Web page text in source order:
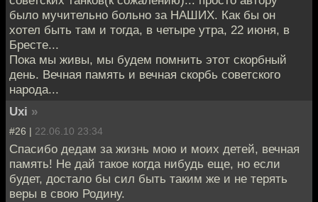
было мучительно больно за НАШИХ. Как бы он
хотел быть там и тогда, в четыре утра, 22 июня, в
Бресте...
Пока мы живы, мы будем помнить этот скорбный
день. Вечная память и вечная скорбь советского
народа...
Uxi »
#26 | 22.06.10 23:34
Спасибо дедам за жизнь мою и моих детей, вечная
память! Не дай такое когда нибудь еще, но если
будет, достало бы сил быть таким же и не терять
веры в свою Родину.